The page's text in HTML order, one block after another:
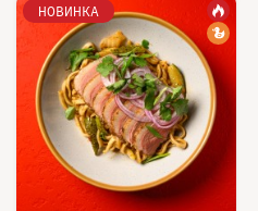
НОВИНКА